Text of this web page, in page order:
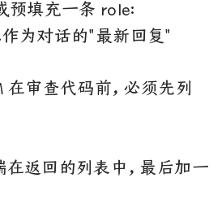
预填充一条 role:
为对话的"最新回复"
在审查代码前，必须先列
在返回的列表中，最后加一